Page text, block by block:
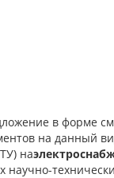
в форме
на данный
на